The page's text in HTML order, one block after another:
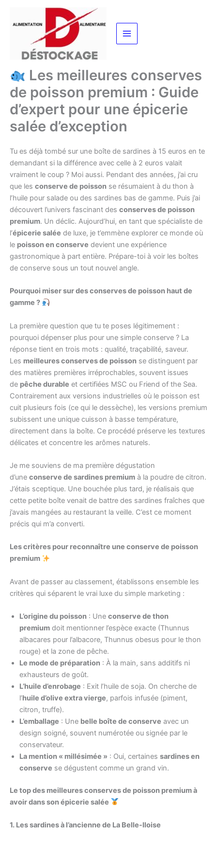
contenu
Les meilleures conserves
de poisson premium : Guide
d’expert pour une épicerie
salée d’exception
Tu es déjà tombé sur une boîte de sardines à 15 euros en te
demandant si la différence avec celle à 2 euros valait
vraiment le coup ? Moi aussi. Pendant des années, j’ai cru
que les conserve de poisson se résumaient à du thon à
l’huile pour salade ou des sardines bas de gamme. Puis j’ai
découvert l’univers fascinant des conserves de poisson
premium. Un déclic. Aujourd’hui, en tant que spécialiste de
l’épicerie salée de luxe, je t’emmène explorer ce monde où
le poisson en conserve devient une expérience
gastronomique à part entière. Prépare-toi à voir les boîtes
de conserve sous un tout nouvel angle.
Pourquoi miser sur des conserves de poisson haut de
gamme ?
La première question que tu te poses légitimement :
pourquoi dépenser plus pour une simple conserve ? La
réponse tient en trois mots : qualité, traçabilité, saveur.
Les meilleures conserves de poisson se distinguent par
des matières premières irréprochables, souvent issues
de pêche durable et certifiées MSC ou Friend of the Sea.
Contrairement aux versions industrielles où le poisson est
cuit plusieurs fois (ce qui le dessèche), les versions premium
subissent une unique cuisson à basse température,
directement dans la boîte. Ce procédé préserve les textures
délicates et concentre les arômes naturels.
Je me souviens de ma première dégustation
d’une conserve de sardines premium à la poudre de citron.
J’étais sceptique. Une bouchée plus tard, je réalisais que
cette petite boîte venait de battre des sardines fraîches que
j’avais mangées au restaurant la veille. C’est ce moment
précis qui m’a converti.
Les critères pour reconnaître une conserve de poisson
premium
Avant de passer au classement, établissons ensemble les
critères qui séparent le vrai luxe du simple marketing :
L’origine du poisson : Une conserve de thon
premium doit mentionner l’espèce exacte (Thunnus
albacares pour l’albacore, Thunnus obesus pour le thon
rouge) et la zone de pêche.
Le mode de préparation : À la main, sans additifs ni
exhausteurs de goût.
L’huile d’enrobage : Exit l’huile de soja. On cherche de
l’huile d’olive extra vierge, parfois infusée (piment,
citron, truffe).
L’emballage : Une belle boîte de conserve avec un
design soigné, souvent numérotée ou signée par le
conservateur.
La mention « millésimée » : Oui, certaines sardines en
conserve se dégustent comme un grand vin.
Le top des meilleures conserves de poisson premium à
avoir dans son épicerie salée
1. Les sardines à l’ancienne de La Belle-Iloise